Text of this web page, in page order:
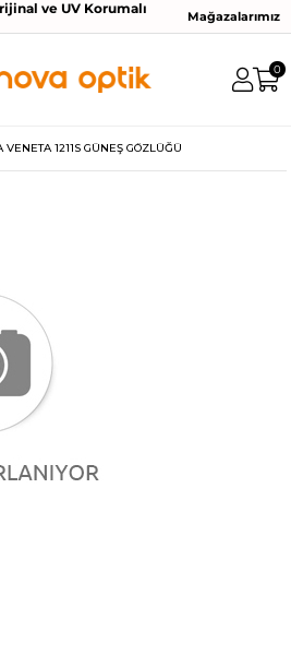
ve UV Korumalı
Mağazalarımız
0
VENETA 1211S GÜNEŞ GÖZLÜĞÜ